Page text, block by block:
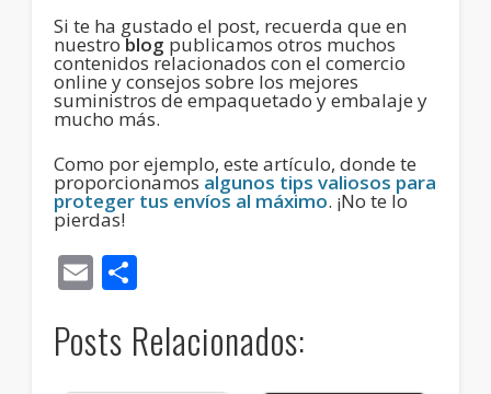
Si te ha gustado el post, recuerda que en
nuestroblog publicamos otros muchos
contenidos relacionados con el comercio
online y consejos sobre los mejores
suministros de empaquetado y embalaje y
mucho más.
Como por ejemplo, este artículo, donde te
proporcionamos algunos tips valiosos para
proteger tus envíos al máximo. ¡No te lo
pierdas!
EmailCompartir
Posts Relacionados: